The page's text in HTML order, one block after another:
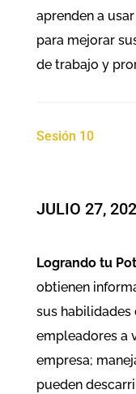
aprenden a
para mejorar
de trabajo y
Sesión 10
JULIO 27,
Logrando tu
obtienen
sus habilidades
empleadores a
empresa;
pueden